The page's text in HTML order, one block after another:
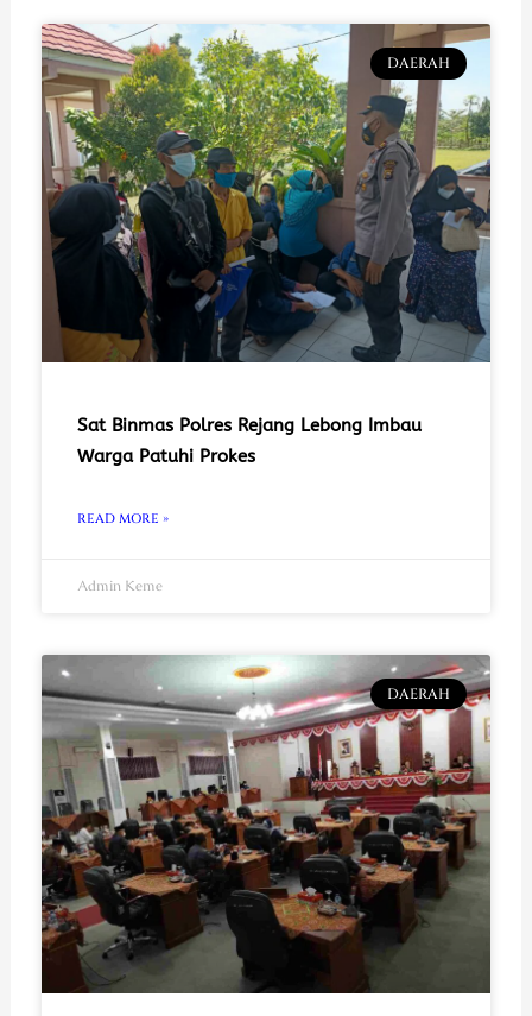
DAERAH
Sat Binmas Polres Rejang Lebong Imbau
Warga Patuhi Prokes
READ MORE »
Admin Keme
DAERAH